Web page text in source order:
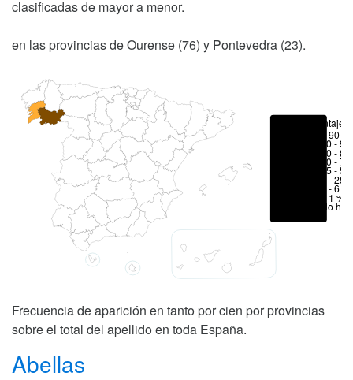
clasificadas de mayor a menor.
en las provincias de Ourense (76) y Pontevedra (23).
Porcentajes
> 90 %
80 -
70 -
50 -
25 -
6 - 25
1 - 6 %
< 1 %
No hay
Frecuencia de aparición en tanto por cien por provincias
sobre el total del apellido en toda España.
Abellas